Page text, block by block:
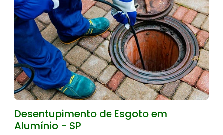
Desentupimento de Esgoto em
Alumínio - SP